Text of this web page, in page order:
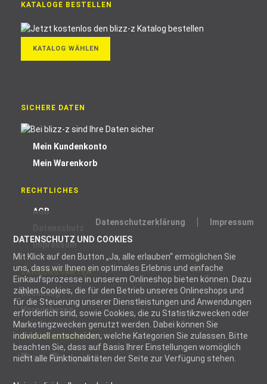
Datenschutzerklärung
Impressum
DATENSCHUTZ UND COOKIES
Mit Klick auf den Button „Ja, alle erlauben“ ermöglichen Sie
uns, dass wir Ihnen ein optimales Erlebnis und einfache
Einkaufsprozesse in unserem Onlineshop bieten können. Dazu
zählen Cookies, die für den Betrieb unseres Onlineshops und
für die Steuerung unserer Dienstleistungen und Anwendungen
erforderlich sind, sowie Cookies, die zu Statistikzwecken oder
Marketingzwecken genutzt werden. Dabei können Sie
individuell entscheiden, welche Kategorien Sie zulassen. Bitte
beachten Sie, dass auf Basis Ihrer Einstellungen womöglich
nicht alle Funktionalitäten der Seite zur Verfügung stehen.
KATALOGE BESTELLEN
KATALOG WÄHLEN
SICHERE DATEN
Mein Kundenkonto
Mein Warenkorb
RECHTLICHES
AGB
Impressum
ZAHLUNGSARTEN
Rechnung
Vorauskasse
WIR VERSENDEN MIT